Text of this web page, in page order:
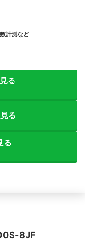
計測など
る
る
る
8JF